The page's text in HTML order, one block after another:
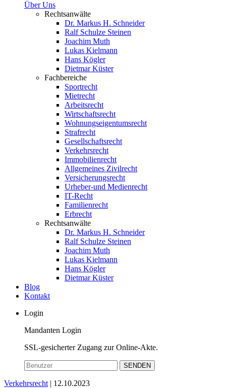
Über Uns
Rechtsanwälte
Dr. Markus H. Schneider
Ralf Schulze Steinen
Joachim Muth
Lukas Kielmann
Hans Kögler
Dietmar Küster
Fachbereiche
Sportrecht
Mietrecht
Arbeitsrecht
Wirtschaftsrecht
Wohnungseigentumsrecht
Strafrecht
Gesellschaftsrecht
Verkehrsrecht
Immobilienrecht
Allgemeines Zivilrecht
Versicherungsrecht
Urheber-und Medienrecht
IT-Recht
Familienrecht
Erbrecht
Rechtsanwälte
Dr. Markus H. Schneider
Ralf Schulze Steinen
Joachim Muth
Lukas Kielmann
Hans Kögler
Dietmar Küster
Blog
Kontakt
Login
Mandanten Login
SSL-gesicherter Zugang zur Online-Akte.
SENDEN
Verkehrsrecht | 12.10.2023